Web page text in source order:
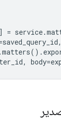
] = service.
saved_query_id,
.matters() .
, body=